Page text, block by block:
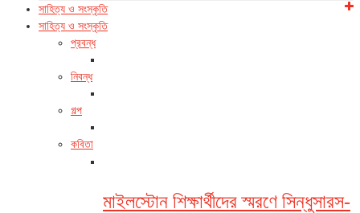
সাহিত্য ও সংস্কৃতি
সাহিত্য ও সংস্কৃতি
প্রবন্ধ
নিবন্ধ
গল্প
কবিতা
মাইলস্টোন শিক্ষার্থীদের স্মরণে সিন্ধুসারস-